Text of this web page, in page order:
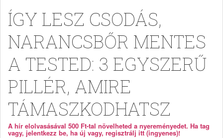
ÍGY LESZ CSODÁS,
NARANCSBŐR MENTES
A TESTED: 3 EGYSZERŰ
PILLÉR, AMIRE
TÁMASZKODHATSZ
A hír elolvasásával 500 Ft-tal növelheted a nyereményedet. Ha tag
vagy, jelentkezz be, ha új vagy, regisztrálj itt (ingyenes)!